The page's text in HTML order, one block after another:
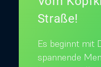
Straße!
Es beginnt mit
spannende